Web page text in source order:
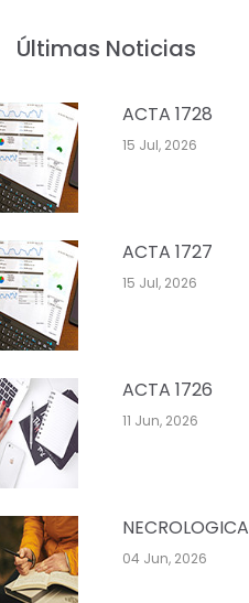
Últimas Noticias
ACTA 1728
15 Jul, 2026
ACTA 1727
15 Jul, 2026
ACTA 1726
11 Jun, 2026
NECROLOGICA
04 Jun, 2026